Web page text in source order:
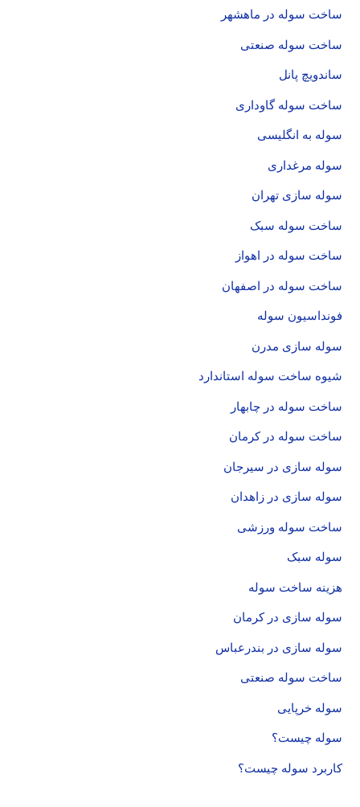
ساخت سوله در ماهشهر
ساخت سوله صنعتی
ساندویچ پانل
ساخت سوله گاوداری
سوله به انگلیسی
سوله مرغداری
سوله سازی تهران
ساخت سوله سبک
ساخت سوله در اهواز
ساخت سوله در اصفهان
فونداسیون سوله
سوله سازی مدرن
شیوه ساخت سوله استاندارد
ساخت سوله در چابهار
ساخت سوله در کرمان
سوله سازی در سیرجان
سوله سازی در زاهدان
ساخت سوله ورزشی
سوله سبک
هزینه ساخت سوله
سوله سازی در کرمان
سوله سازی در بندرعباس
ساخت سوله صنعتی
سوله خرپایی
سوله چیست؟
کاربرد سوله چیست؟